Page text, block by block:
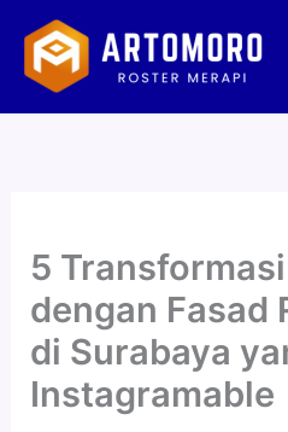
Lewati
konten
5
dengan Fasad
di Surabaya
Instagramable